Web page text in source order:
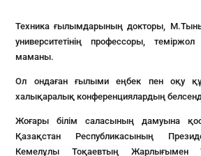
Техника ғылымдарының докторы,
университетінің профессоры,
маманы.
Ол ондаған ғылыми еңбек пен оқу
халықаралық конференциялардың
Жоғары білім саласының дамуына
Қазақстан Республикасының
Кемелұлы Тоқаевтың Жарлығымен